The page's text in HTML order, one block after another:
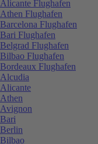
Alicante Flughafen
Athen Flughafen
Barcelona Flughafen
Bari Flughafen
Belgrad Flughafen
Bilbao Flughafen
Bordeaux Flughafen
Alcudia
Alicante
Athen
Avignon
Bari
Berlin
Bilbao